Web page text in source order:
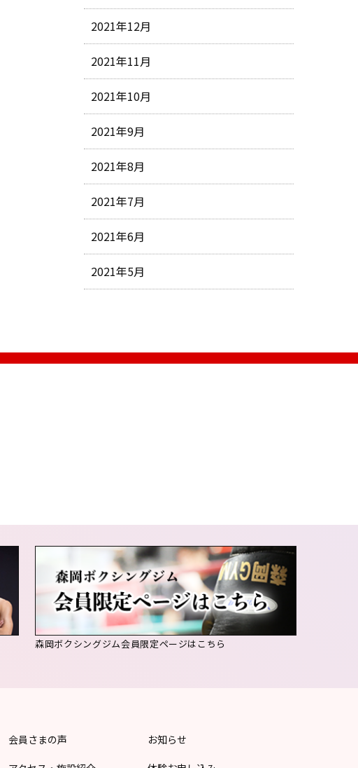
2021年12月
2021年11月
2021年10月
2021年9月
2021年8月
2021年7月
2021年6月
2021年5月
森岡ボクシングジム会員限定ページはこちら
会員さまの声 お知らせ